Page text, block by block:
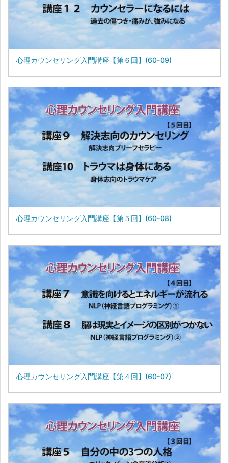
心理カウンセリング入門講座【第６回】(60-09)
心理カウンセリング入門講座【第５回】(60-08)
心理カウンセリング入門講座【第４回】(60-07)